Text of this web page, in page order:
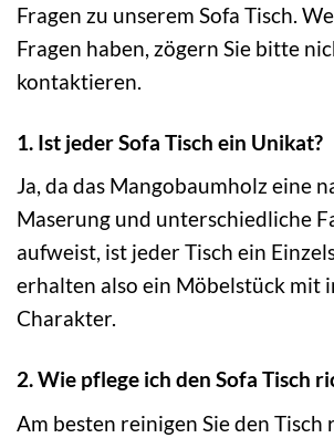
Fragen zu unserem Sofa Tisch.
Fragen haben, zögern Sie bitte
kontaktieren.
1. Ist jeder Sofa Tisch ein Unikat?
Ja, da das Mangobaumholz eine
Maserung und unterschiedliche
aufweist, ist jeder Tisch ein
erhalten also ein Möbelstück mit
Charakter.
2. Wie pflege ich den Sofa Tisch
Am besten reinigen Sie den